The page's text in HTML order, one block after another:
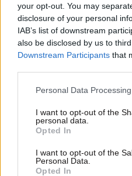
your opt-out. You may
disclosure of your personal
IAB’s list of downstream
also be disclosed by us to
Downstream Participants that
Please note that this website/
not limited to your visit or
grant or deny consent to
use your data for below
consent section.
Personal Data
I want to opt-out of the
personal data.
Opted In
I want to opt-out of the
Personal Data.
Opted In
01·07·2026 11:07
Ήπια υποχώρηση στο
Αθηνών